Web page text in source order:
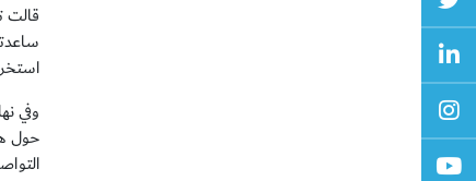
قالت
وفي
حول